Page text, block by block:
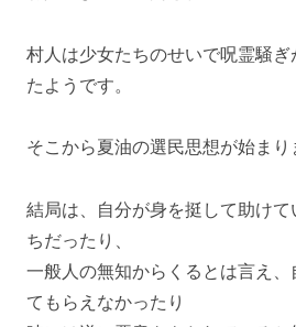
村人は少女たちのせいで呪霊騒
たようです。
そこから夏油の選民思想が始まり
結局は、自分が身を挺して助け
ちだったり、
一般人の無知からくるとは言え
てもらえなかったり